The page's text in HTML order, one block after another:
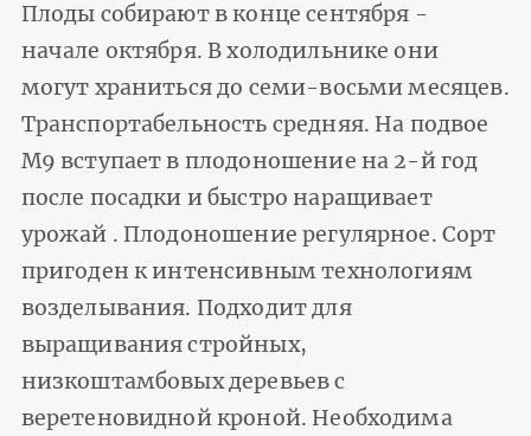
Плоды собирают в конце сентября -
начале октября. В холодильнике они
могут храниться до семи-восьми месяцев.
Транспортабельность средняя. На подвое
М9 вступает в плодоношение на 2-й год
после посадки и быстро наращивает
урожай . Плодоношение регулярное. Сорт
пригоден к интенсивным технологиям
возделывания. Подходит для
выращивания стройных,
низкоштамбовых деревьев с
веретеновидной кроной. Необходима